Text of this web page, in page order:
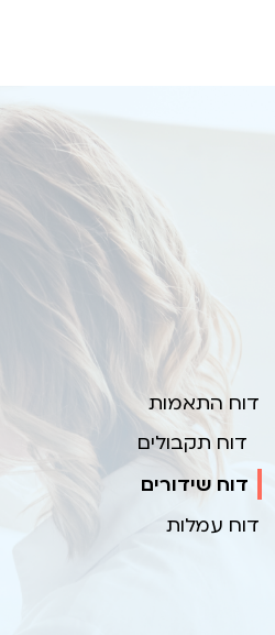
דוח התאמות
דוח תקבולים
דוח שידורים
דוח עמלות